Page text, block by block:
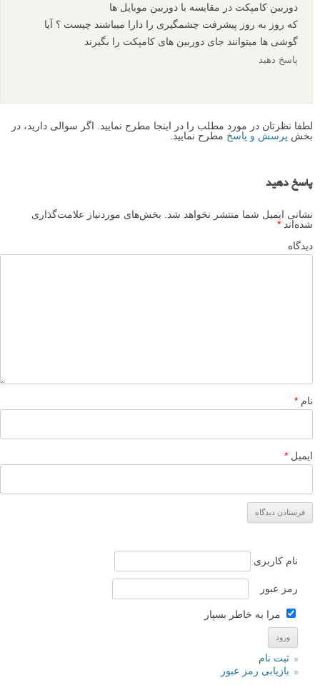
دوربین کامپکت در مقایسه با دوربین موبایل ها
که روز به روز پیشرفت چشمگیری را دارا میباشند چیست ؟ آیا
گوشی ها میتوانند جای دوربین های کامپکت را بگیرند
پاسخ دهید
لطفا نظرتان در مورد مطلب را در اینجا مطرح نمایید. اگر سوالی دارید، در
بخش پرسش و پاسخ مطرح نمایید.
پاسخ دهید
نشانی ایمیل شما منتشر نخواهد شد.
بخش‌های موردنیاز علامت‌گذاری
شده‌اند *
دیدگاه
نام *
ایمیل *
نام کاربری
رمز عبور
مرا به خاطر بسپار
ثبت نام
بازیابی رمز عبور